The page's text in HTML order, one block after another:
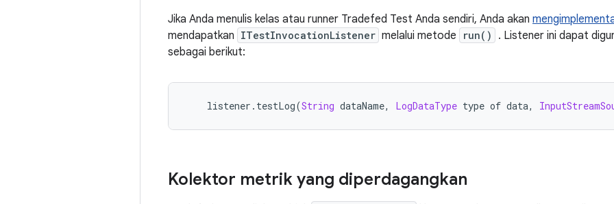
Jika Anda menulis kelas atau runner Tradefed Test Anda sendiri, Anda akan
mendapatkan ITestInvocationListener melalui metode run()
. Listener ini dapat
sebagai berikut:
listener . testLog(String dataName, LogDataType type of data,
Kolektor metrik yang diperdagangkan